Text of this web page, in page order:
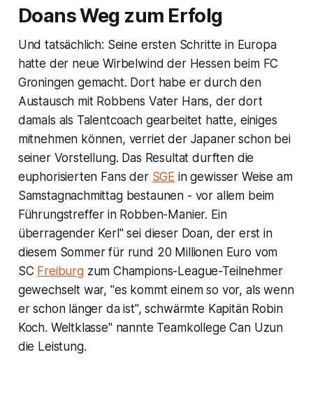
Doans Weg zum Erfolg
Und tatsächlich: Seine ersten Schritte in Europa
hatte der neue Wirbelwind der Hessen beim FC
Groningen gemacht. Dort habe er durch den
Austausch mit Robbens Vater Hans, der dort
damals als Talentcoach gearbeitet hatte, einiges
mitnehmen können, verriet der Japaner schon bei
seiner Vorstellung. Das Resultat durften die
euphorisierten Fans der SGE in gewisser Weise am
Samstagnachmittag bestaunen - vor allem beim
Führungstreffer in Robben-Manier. Ein
überragender Kerl" sei dieser Doan, der erst in
diesem Sommer für rund 20 Millionen Euro vom
SC Freiburgzum Champions-League-Teilnehmer
gewechselt war, "es kommt einem so vor, als wenn
er schon länger da ist", schwärmte Kapitän Robin
Koch. Weltklasse" nannte Teamkollege Can Uzun
die Leistung.